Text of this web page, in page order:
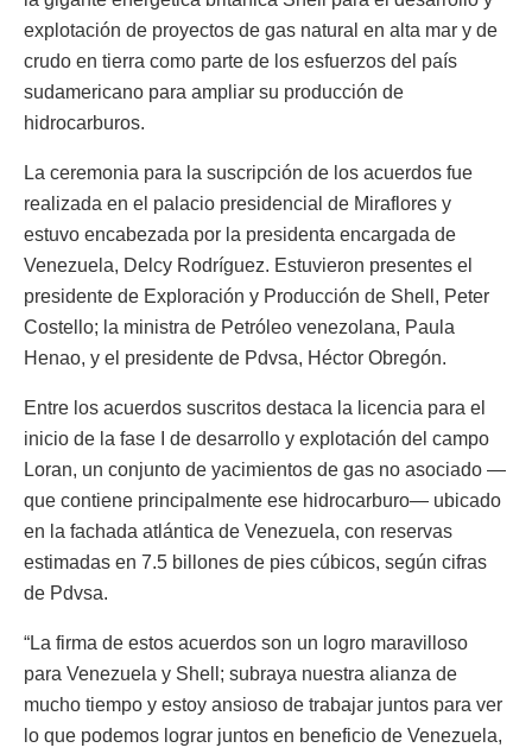
explotación de proyectos de gas natural en alta mar y de
crudo en tierra como parte de los esfuerzos del país
sudamericano para ampliar su producción de
hidrocarburos.
La ceremonia para la suscripción de los acuerdos fue
realizada en el palacio presidencial de Miraflores y
estuvo encabezada por la presidenta encargada de
Venezuela, Delcy Rodríguez. Estuvieron presentes el
presidente de Exploración y Producción de Shell, Peter
Costello; la ministra de Petróleo venezolana, Paula
Henao, y el presidente de Pdvsa, Héctor Obregón.
Entre los acuerdos suscritos destaca la licencia para el
inicio de la fase I de desarrollo y explotación del campo
Loran, un conjunto de yacimientos de gas no asociado —
que contiene principalmente ese hidrocarburo— ubicado
en la fachada atlántica de Venezuela, con reservas
estimadas en 7.5 billones de pies cúbicos, según cifras
de Pdvsa.
“La firma de estos acuerdos son un logro maravilloso
para Venezuela y Shell; subraya nuestra alianza de
mucho tiempo y estoy ansioso de trabajar juntos para ver
lo que podemos lograr juntos en beneficio de Venezuela,